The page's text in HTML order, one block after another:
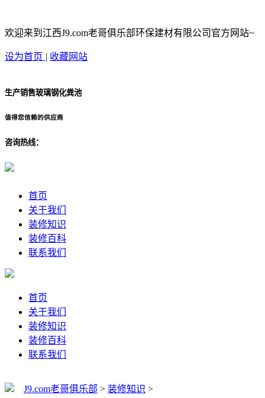
欢迎来到江西J9.com老哥俱乐部环保建材有限公司官方网站~
设为首页 | 收藏网站
生产销售玻璃钢化粪池
值得您信赖的供应商
咨询热线：
首页
关于我们
装修知识
装修百科
联系我们
首页
关于我们
装修知识
装修百科
联系我们
J9.com老哥俱乐部 > 装修知识 >